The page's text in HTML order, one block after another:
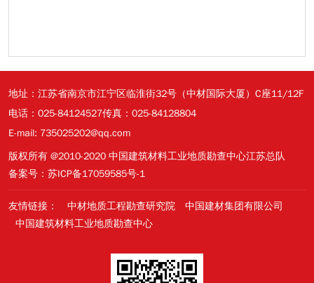
地址：江苏省南京市江宁区临淮街32号（中材国际大厦）C座11/12F
电话：025-84124527传真：025-84128804
E-mail: 735025202@qq.com
版权所有 @2010-2020 中国建筑材料工业地质勘查中心江苏总队
备案号：苏ICP备17059585号-1
友情链接： 中材地质工程勘查研究院
中国建材集团有限公司
中国建筑材料工业地质勘查中心